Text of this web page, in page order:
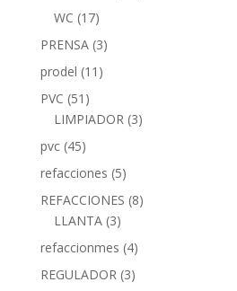
WC (17)
PRENSA (3)
prodel (11)
PVC (51)
LIMPIADOR (3)
pvc (45)
refacciones (5)
REFACCIONES (8)
LLANTA (3)
refaccionmes (4)
REGULADOR (3)